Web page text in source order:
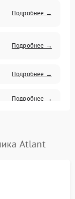
Подробнее →
Подробнее →
Подробнее →
Подробнее →
Подробнее →
Atlant